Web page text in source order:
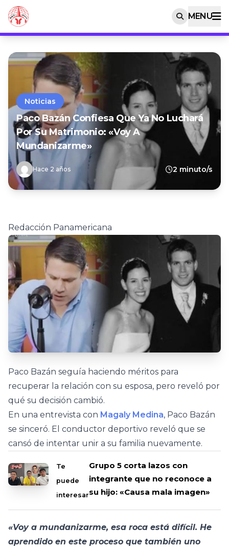
MENU
Noticias
Paco Bazán Confiesa Que Ya No Luchará
Por Su Matrimonio: «Voy A
Mundanizarme»
Hace 2 años 2 minuto/s
Redacción Panamericana
Paco Bazán seguía haciendo méritos para
recuperar la relación con su esposa, pero reveló por
qué su decisión cambió.
En una entrevista con Magaly Medina, Paco Bazán
se sinceró. El conductor deportivo reveló que se
cansó de intentar unir a su familia nuevamente.
Te
puede
interesar
Grupo 5 corta lazos con
integrante que no reconoce a
su hijo: «Causa mala imagen»
«Voy a mundanizarme, esa roca está difícil. He
aprendido en este proceso que también uno